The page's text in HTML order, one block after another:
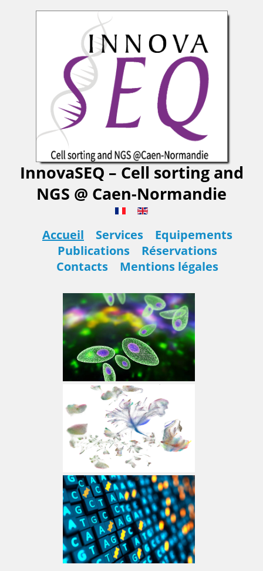
InnovaSEQ – Cell sorting and
NGS @ Caen-Normandie
Accueil Services
Equipements
Publications
Réservations
Contacts
Mentions légales